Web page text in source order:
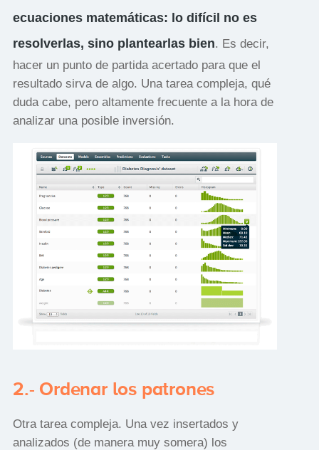
ecuaciones matemáticas: lo difícil no es
resolverlas, sino plantearlas bien. Es decir,
hacer un punto de partida acertado para que el
resultado sirva de algo. Una tarea compleja, qué
duda cabe, pero altamente frecuente a la hora de
analizar una posible inversión.
2.- Ordenar los patrones
Otra tarea compleja. Una vez insertados y
analizados (de manera muy somera) los